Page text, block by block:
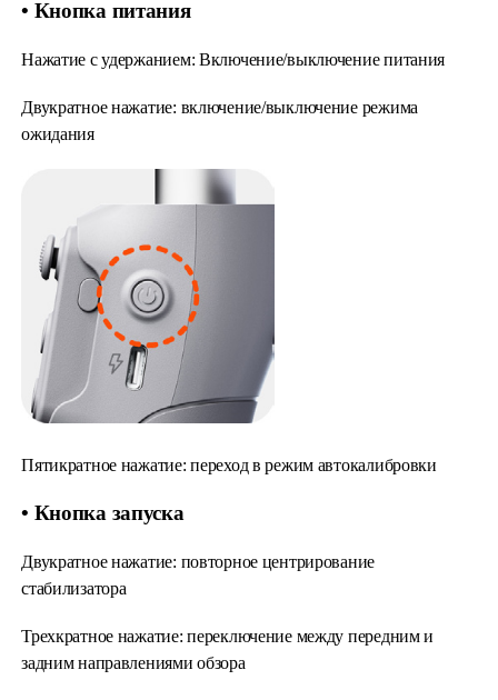
• Кнопка питания
Нажатие с удержанием: Включение/выключение питания
Двукратное нажатие: включение/выключение режима
ожидания
Пятикратное нажатие: переход в режим автокалибровки
• Кнопка запуска
Двукратное нажатие: повторное центрирование
стабилизатора
Трехкратное нажатие: переключение между передним и
задним направлениями обзора